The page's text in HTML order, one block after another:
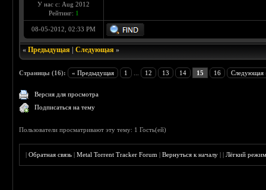
У нас с: Aug 2012
Рейтинг: 1
08-05-2012, 02:33 PM
«Предыдущая |Следующая »
Страницы (16): « Предыдущая 1 12 13 14 15 16 Следующая
Версия для просмотра
Подписаться на тему
Пользователи просматривают эту тему: 1 Гость(ей)
|Обратная связь |Metal Torrent Tracker Forum |Вернуться к началу ||Лёгкий